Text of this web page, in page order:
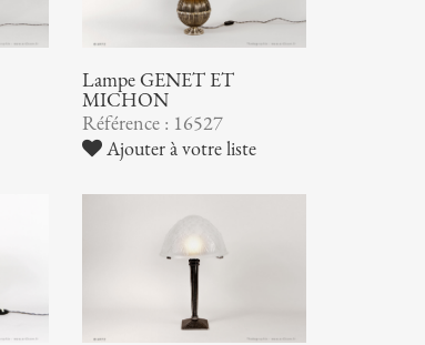
Lampe GENET ET
MICHON
Référence : 16527
Ajouter à votre liste